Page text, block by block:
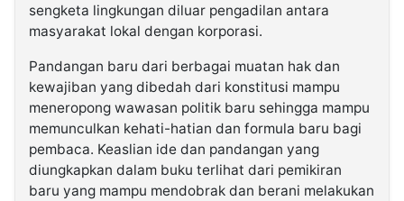
sengketa lingkungan diluar pengadilan antara
masyarakat lokal dengan korporasi.
Pandangan baru dari berbagai muatan hak dan
kewajiban yang dibedah dari konstitusi mampu
meneropong wawasan politik baru sehingga mampu
memunculkan kehati-hatian dan formula baru bagi
pembaca. Keaslian ide dan pandangan yang
diungkapkan dalam buku terlihat dari pemikiran
baru yang mampu mendobrak dan berani melakukan